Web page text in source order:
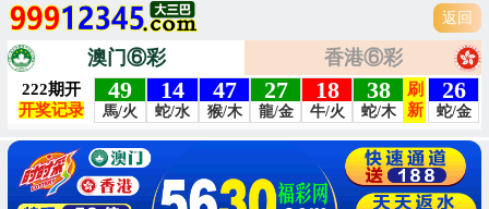
返回
澳门⑥彩 香港⑥彩